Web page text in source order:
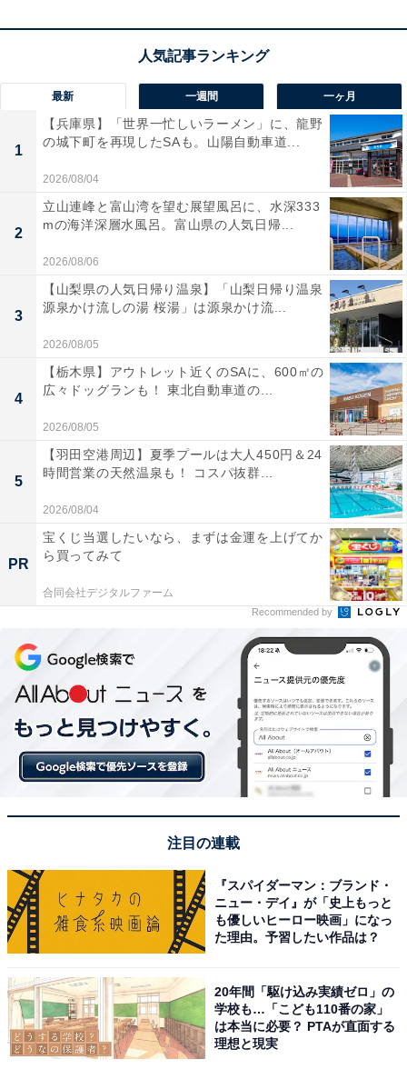
天恩日（てんおんにち）も、七箇の善日（ななこのぜん
受け取ることができる日」とされ、万事に対して縁起が
いいといわれています。
天恩日は、1度巡ってくると5日間連続するのが特徴。今
回は2月24日から28日までとなり、この期間は開運日が
続く特別な期間となります。
転職や引っ越し、婚姻にまつわることなど、人生の転機
となるような行動をするのに向いているため、人生を大
きく変化させるような物事のスタートにも適していま
す。習い事を始めるのもいいでしょう。開運期間が長く
続くことから、1日では終わらない祭事はこの期間を活
用するのがおすすめです。
大安（たいあん）とは、「大いに安し」という意味を持
つ、六曜における最高の吉日です。
先勝や先負とは違い、やってはいけないことや凶とされ
る時間帯がないため、1日を通して大きなトラブルに見
舞われる心配がなく、「1日中、何をやってもうまくい
く」とされています。
また、大安はほかの開運日と重なることで、その開運日
に相乗効果を与えるといいます。
2月26日にやるといいこと
最新 一週間 一ヶ月
1
【兵庫県】「世界一忙しいラーメン」に、龍野
の城下町を再現したSAも。山陽自動車道...
2026/08/04
2
立山連峰と富山湾を望む展望風呂に、水深333
mの海洋深層水風呂。富山県の人気日帰...
2026/08/06
3
【山梨県の人気日帰り温泉】「山梨日帰り温泉
源泉かけ流しの湯 桜湯」は源泉かけ流...
2026/08/05
4
【栃木県】アウトレット近くのSAに、600㎡の
広々ドッグランも！ 東北自動車道の...
2026/08/05
5
【羽田空港周辺】夏季プールは大人450円＆24
時間営業の天然温泉も！ コスパ抜群...
2026/08/04
PR
宝くじ当選したいなら、まずは金運を上げてか
ら買ってみて
合同会社デジタルファーム
Recommended by
注目の連載
『スパイダーマン：ブランド・
ニュー・デイ』が「史上もっと
も優しいヒーロー映画」になっ
た理由。予習したい作品は？
20年間「駆け込み実績ゼロ」の
学校も…「こども110番の家」
は本当に必要？ PTAが直面する
理想と現実